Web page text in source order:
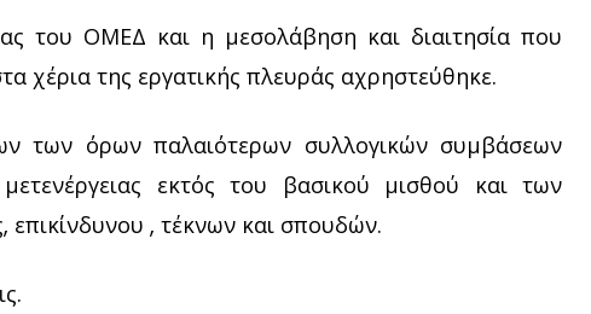
του ΟΜΕΔ και η μεσολάβηση και διαιτησία που
χέρια της εργατικής πλευράς αχρηστεύθηκε.
των όρων παλαιότερων συλλογικών συμβάσεων
εκτός του βασικού μισθού και των
, τέκνων και σπουδών.